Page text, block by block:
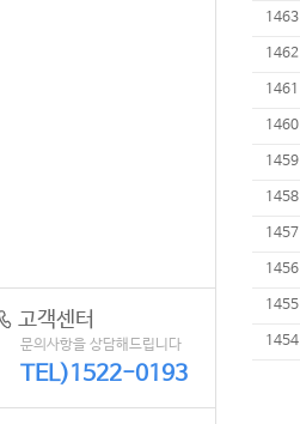
1463
1462
1461
1460
1459
1458
1457
1456
1455
1454
고객센터
문의사항을 상담해드립니다
TEL)1522-0193